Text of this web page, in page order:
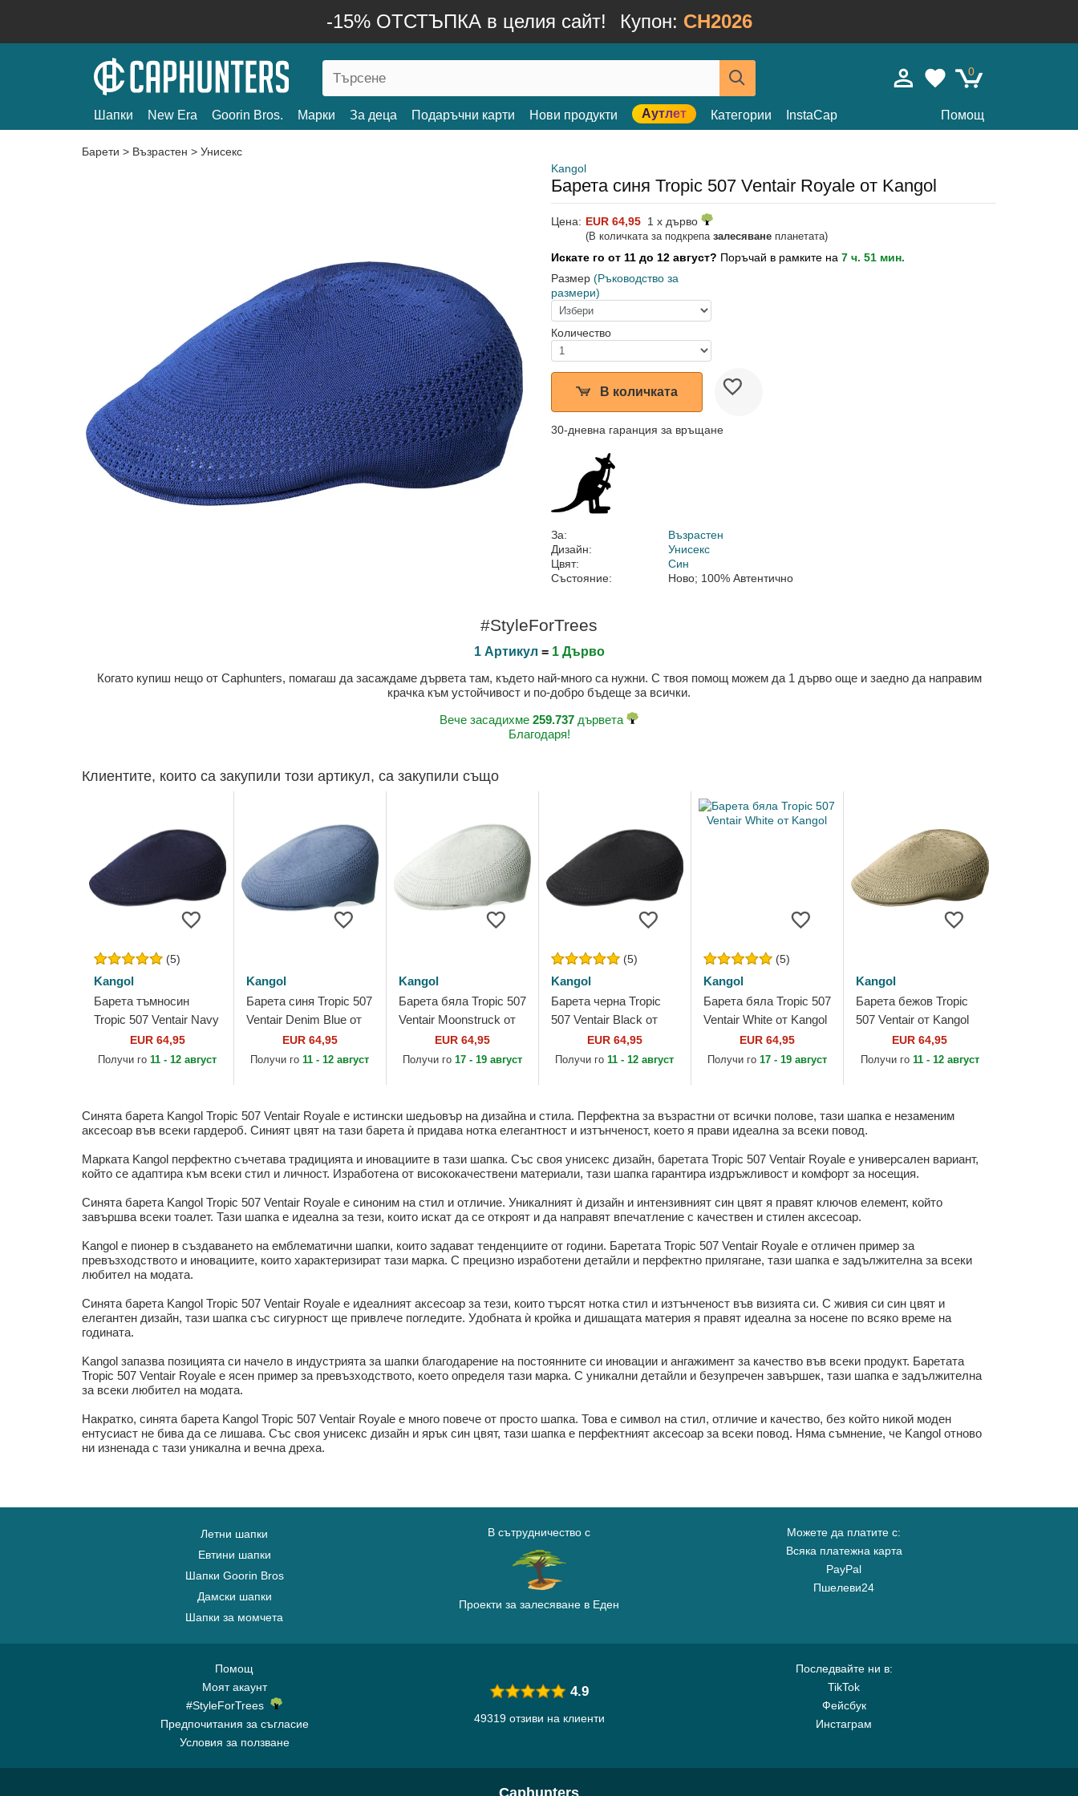
-15% ОТСТЪПКА в целия сайт! Купон: CH2026
0
Шапки New Era Goorin Bros. Марки За деца Подаръчни карти Нови продукти Аутлет Категории InstaCap Помощ
Барети > Възрастен > Унисекс
Kangol
Барета синя Tropic 507 Ventair Royale от Kangol
Цена: EUR 64,95 1 x дърво
(В количката за подкрепа залесяване планетата)
Искате го от 11 до 12 август? Поръчай в рамките на 7 ч. 51 мин.
Размер (Ръководство за
размери)
Количество
В количката
30-дневна гаранция за връщане
За:
Възрастен
Дизайн:
Унисекс
Цвят:
Син
Състояние:
Ново; 100% Автентично
#StyleForTrees
1 Артикул = 1 Дърво
Когато купиш нещо от Caphunters, помагаш да засаждаме дървета там, където най-много са нужни. С твоя помощ можем да 1 дърво още и заедно да направим
крачка към устойчивост и по-добро бъдеще за всички.
Вече засадихме 259.737 дървета
Благодаря!
Клиентите, които са закупили този артикул, са закупили също
(5)
Kangol
Барета тъмносин
Tropic 507 Ventair Navy
от KangolEUR 64,95
Получи го11 - 12 август
Kangol
Барета синя Tropic 507
Ventair Denim Blue от
EUR 64,95
Получи го11 - 12 август
Kangol
Барета бяла Tropic 507
Ventair Moonstruck от
EUR 64,95
Получи го 17 - 19 август
(5)
Kangol
Барета черна Tropic
507 Ventair Black от
EUR 64,95
Получи го11 - 12 август
(5)
Kangol
Барета бяла Tropic 507
Ventair White от Kangol
EUR 64,95
Получи го 17 - 19 август
Kangol
Барета бежов Tropic
507 Ventair от Kangol
EUR 64,95
Получи го 11 - 12 август
Синята барета Kangol Tropic 507 Ventair Royale е истински шедьовър на дизайна и стила. Перфектна за възрастни от всички полове, тази шапка е незаменим
аксесоар във всеки гардероб. Синият цвят на тази барета ѝ придава нотка елегантност и изтънченост, което я прави идеална за всеки повод.
Марката Kangol перфектно съчетава традицията и иновациите в тази шапка. Със своя унисекс дизайн, баретата Tropic 507 Ventair Royale е универсален вариант,
който се адаптира към всеки стил и личност. Изработена от висококачествени материали, тази шапка гарантира издръжливост и комфорт за носещия.
Синята барета Kangol Tropic 507 Ventair Royale е синоним на стил и отличие. Уникалният ѝ дизайн и интензивният син цвят я правят ключов елемент, който
завършва всеки тоалет. Тази шапка е идеална за тези, които искат да се откроят и да направят впечатление с качествен и стилен аксесоар.
Kangol е пионер в създаването на емблематични шапки, които задават тенденциите от години. Баретата Tropic 507 Ventair Royale е отличен пример за
превъзходството и иновациите, които характеризират тази марка. С прецизно изработени детайли и перфектно прилягане, тази шапка е задължителна за всеки
любител на модата.
Синята барета Kangol Tropic 507 Ventair Royale е идеалният аксесоар за тези, които търсят нотка стил и изтънченост във визията си. С живия си син цвят и
елегантен дизайн, тази шапка със сигурност ще привлече погледите. Удобната ѝ кройка и дишащата материя я правят идеална за носене по всяко време на
годината.
Kangol запазва позицията си начело в индустрията за шапки благодарение на постоянните си иновации и ангажимент за качество във всеки продукт. Баретата
Tropic 507 Ventair Royale е ясен пример за превъзходството, което определя тази марка. С уникални детайли и безупречен завършек, тази шапка е задължителна
за всеки любител на модата.
Накратко, синята барета Kangol Tropic 507 Ventair Royale е много повече от просто шапка. Това е символ на стил, отличие и качество, без който никой моден
ентусиаст не бива да се лишава. Със своя унисекс дизайн и ярък син цвят, тази шапка е перфектният аксесоар за всеки повод. Няма съмнение, че Kangol отново
ни изненада с тази уникална и вечна дреха.
Летни шапки
Евтини шапки
Шапки Goorin Bros
Дамски шапки
Шапки за момчета
В сътрудничество с
Проекти за залесяване в Еден
Можете да платите с:
Всяка платежна карта
PayPal
Пшелеви24
Помощ
Моят акаунт
#StyleForTrees
Предпочитания за съгласие
Условия за ползване
Последвайте ни в:
TikTok
Фейсбук
Инстаграм
4.9
49319 отзиви на клиенти
Caphunters